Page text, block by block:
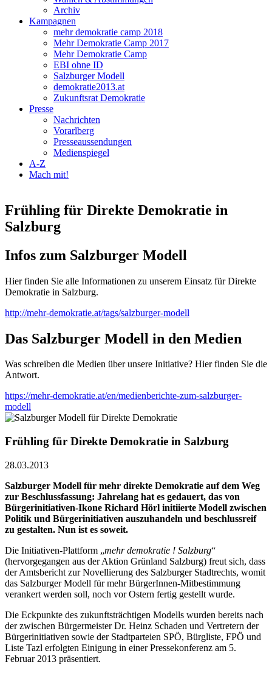
Archiv
Kampagnen
mehr demokratie camp 2018
Mehr Demokratie Camp 2017
Mehr Demokratie Camp
EBI ohne ID
Salzburger Modell
demokratie2013.at
Zukunftsrat Demokratie
Presse
Nachrichten
Vorarlberg
Presseaussendungen
Medienspiegel
A-Z
Mach mit!
Frühling für Direkte Demokratie in
Salzburg
Infos zum Salzburger Modell
Hier finden Sie alle Informationen zu unserem Einsatz für Direkte
Demokratie in Salzburg.
http://mehr-demokratie.at/tags/salzburger-modell
Das Salzburger Modell in den Medien
Was schreiben die Medien über unsere Initiative? Hier finden Sie die
Antwort.
https://mehr-demokratie.at/en/medienberichte-zum-salzburger-
modell
Frühling für Direkte Demokratie in Salzburg
28.03.2013
Salzburger Modell für mehr direkte Demokratie auf dem Weg
zur Beschlussfassung: Jahrelang hat es gedauert, das von
Bürgerinitiativen-Ikone Richard Hörl initiierte Modell zwischen
Politik und Bürgerinitiativen auszuhandeln und beschlussreif
zu gestalten. Nun ist es soweit.
Die Initiativen-Plattform „mehr demokratie ! Salzburg“
(hervorgegangen aus der Aktion Grünland Salzburg) freut sich, dass
der Amtsbericht zur Novellierung des Salzburger Stadtrechts, womit
das Salzburger Modell für mehr BürgerInnen-Mitbestimmung
verankert werden soll, noch vor Ostern fertig gestellt wurde.
Die Eckpunkte des zukunftsträchtigen Modells wurden bereits nach
der zwischen Bürgermeister Dr. Heinz Schaden und Vertretern der
Bürgerinitiativen sowie der Stadtparteien SPÖ, Bürgliste, FPÖ und
Liste Tazl erfolgten Einigung in einer Pressekonferenz am 5.
Februar 2013 präsentiert.